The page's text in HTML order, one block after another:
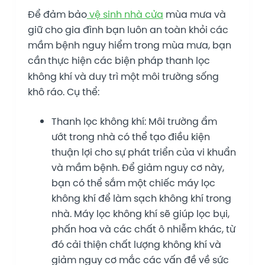
Để đảm bảovệ sinh nhà cửa mùa mưa và
giữ cho gia đình bạn luôn an toàn khỏi các
mầm bệnh nguy hiểm trong mùa mưa, bạn
cầnthực hiện các biện pháp thanh lọc
không khí và duy trì một môi trường sống
khô ráo. Cụ thể:
Thanh lọc không khí: Môi trường ẩm
ướt trong nhà có thể tạo điều kiện
thuận lợi cho sự phát triển của vi khuẩn
và mầm bệnh. Để giảm nguy cơ này,
bạn có thể sắm một chiếc máy lọc
không khí để làm sạch không khí trong
nhà. Máy lọc không khí sẽ giúp lọc bụi,
phấn hoa và các chất ô nhiễm khác, từ
đó cải thiện chất lượng không khí và
giảm nguy cơ mắc các vấn đề về sức